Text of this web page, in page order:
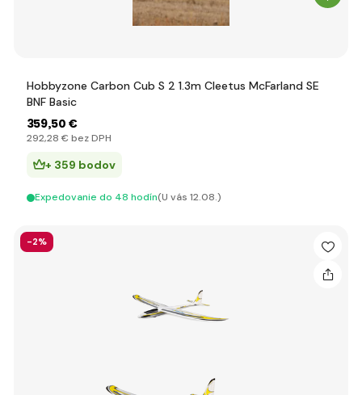
Hobbyzone Carbon Cub S 2 1.3m Cleetus McFarland SE
BNF Basic
359,50 €
292,28 € bez DPH
+ 359 bodov
Expedovanie do 48 hodín(U vás 12.08.)
-2%